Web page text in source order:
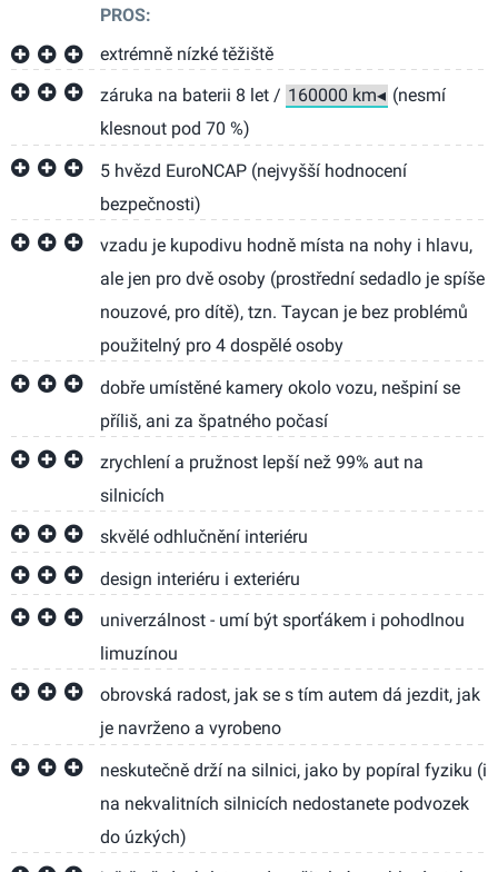
PROS:
extrémně nízké těžiště
záruka na baterii 8 let /
(nesmí
klesnout pod 70 %)
5 hvězd EuroNCAP (nejvyšší hodnocení
bezpečnosti)
vzadu je kupodivu hodně místa na nohy i hlavu,
ale jen pro dvě osoby (prostřední sedadlo je spíše
nouzové, pro dítě), tzn. Taycan je bez problémů
použitelný pro 4 dospělé osoby
dobře umístěné kamery okolo vozu, nešpiní se
příliš, ani za špatného počasí
zrychlení a pružnost lepší než 99% aut na
silnicích
skvělé odhlučnění interiéru
design interiéru i exteriéru
univerzálnost - umí být sporťákem i pohodlnou
limuzínou
obrovská radost, jak se s tím autem dá jezdit, jak
je navrženo a vyrobeno
neskutečně drží na silnici, jako by popíral fyziku (i
na nekvalitních silnicích nedostanete podvozek
do úzkých)